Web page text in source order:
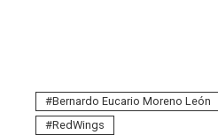
Bernardo Eucario Moreno León
RedWings